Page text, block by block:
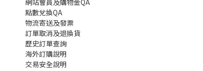
點數兌換QA
物流寄送及發票
訂單取消及退換貨
歷史訂單查詢
海外訂購說明
交易安全說明